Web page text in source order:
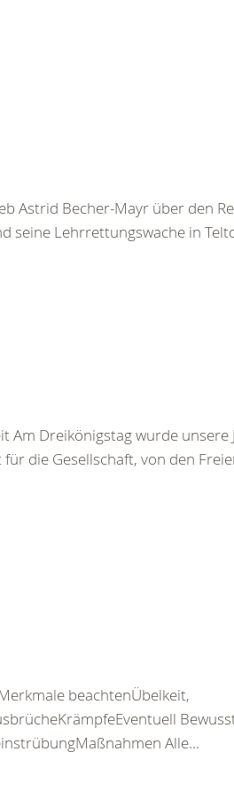
Astrid Becher-Mayr über den
seine Lehrrettungswache in
Am Dreikönigstag wurde
die Gesellschaft, von den
beachtenÜbelkeit,
Alle...